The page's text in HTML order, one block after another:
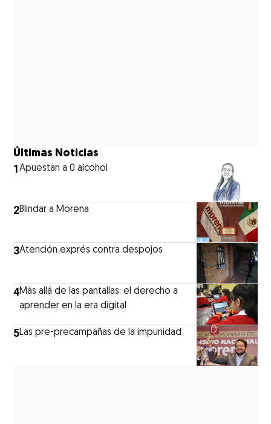
Últimas Noticias
1Apuestan a 0 alcohol
2Blindar a Morena
3Atención exprés contra despojos
4Más allá de las pantallas: el derecho a
aprender en la era digital
5Las pre-precampañas de la impunidad